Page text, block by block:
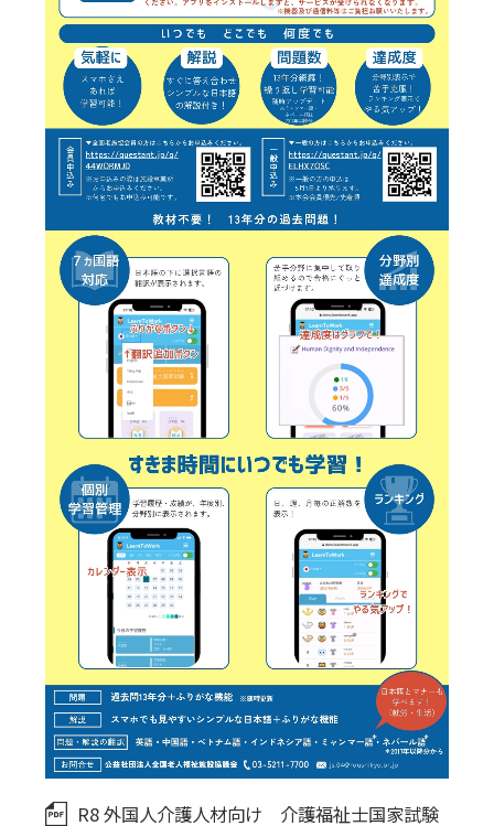
R8 外国人介護人材向け 介護福祉士国家試験